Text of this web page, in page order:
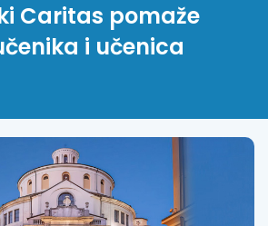
Caritas pomaže
i učenica